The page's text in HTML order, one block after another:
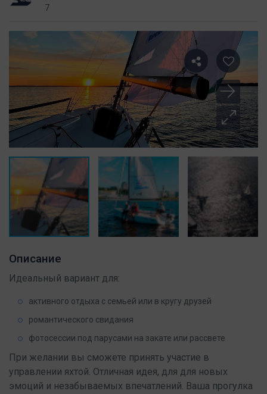
7
Описание
Идеальный вариант для:
активного отдыха с семьей или в кругу друзей
романтического свидания
фотосессии под парусами на закате или рассвете
При желании вы сможете принять участие в
управлении яхтой. Отличная идея, для для новых
эмоций и незабываемых впечатлений. Ваша прогулка